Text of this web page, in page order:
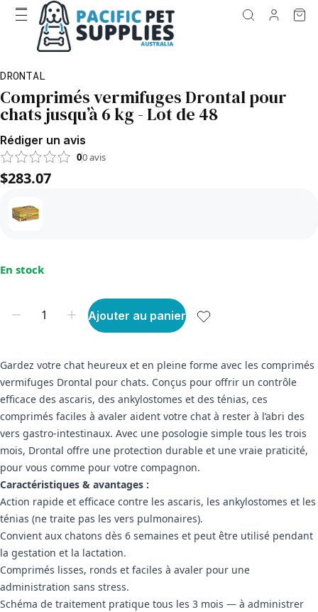
DRONTAL
Comprimés vermifuges Drontal pour
chats jusqu’à 6 kg - Lot de 48
Rédiger un avis
00avis
$283.07
En stock
Ajouter au panier
Gardez votre chat heureux et en pleine forme avec les comprimés
vermifuges Drontal pour chats. Conçus pour offrir un contrôle
efficace des ascaris, des ankylostomes et des ténias, ces
comprimés faciles à avaler aident votre chat à rester à l’abri des
vers gastro-intestinaux. Avec une posologie simple tous les trois
mois, Drontal offre une protection durable et une vraie praticité,
pour vous comme pour votre compagnon.
Caractéristiques & avantages :
Action rapide et efficace contre les ascaris, les ankylostomes et les
ténias (ne traite pas les vers pulmonaires).
Convient aux chatons dès 6 semaines et peut être utilisé pendant
la gestation et la lactation.
Comprimés lisses, ronds et faciles à avaler pour une
administration sans stress.
Schéma de traitement pratique tous les 3 mois — à administrer